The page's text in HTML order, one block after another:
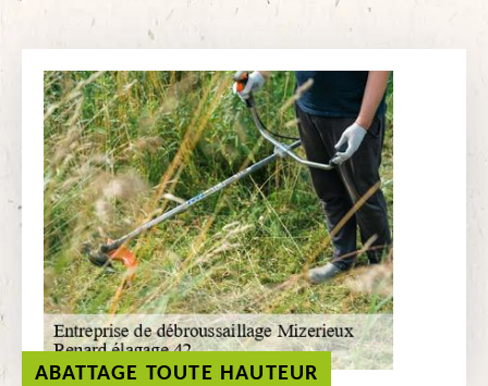
ABATTAGE TOUTE HAUTEUR